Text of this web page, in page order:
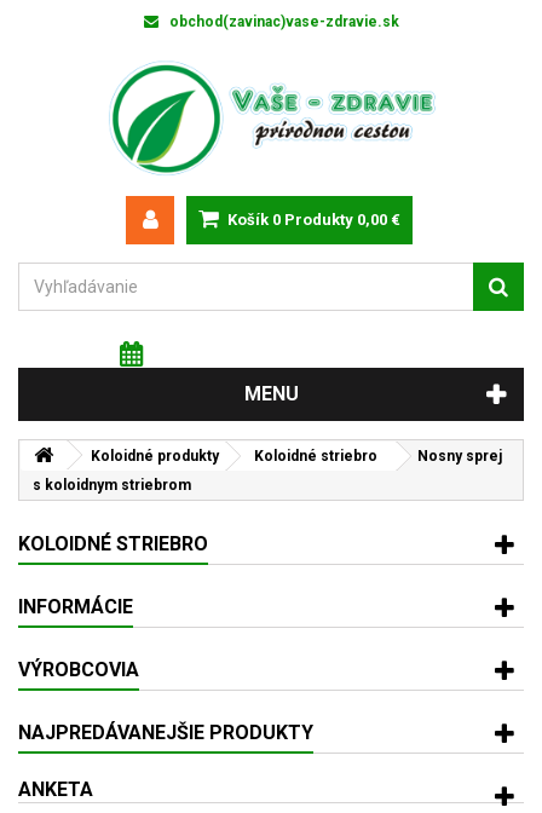
obchod(zavinac)vase-zdravie.sk
Košík 0 Produkty 0,00 €
MENU
Koloidné produkty Koloidné striebro
Nosny sprej
s koloidnym striebrom
KOLOIDNÉ STRIEBRO
INFORMÁCIE
VÝROBCOVIA
NAJPREDÁVANEJŠIE PRODUKTY
ANKETA